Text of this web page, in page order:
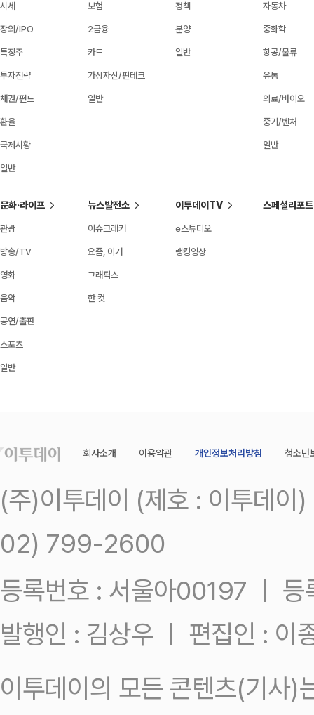
시세
장외/IPO
특징주
투자전략
채권/펀드
환율
국제시황
일반
보험
2금융
카드
가상자산/핀테크
일반
정책
분양
일반
자동차
중화학
항공/물류
유통
의료/바이오
중기/벤처
일반
문화·라이프
관광
방송/TV
영화
음악
공연/출판
스포츠
일반
뉴스발전소
이슈크래커
요즘, 이거
그래픽스
한 컷
이투데이TV
e스튜디오
랭킹영상
스페셜리포트
회사소개 이용약관 개인정보처리방침 청소년
(주)이투데이 (제호 : 이투데
02) 799-2600
등록번호 : 서울아00197 ㅣ
발행인 : 김상우 ㅣ 편집인 : 이
이투데이의 모든 콘텐츠(기사)